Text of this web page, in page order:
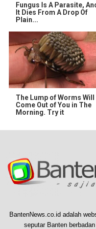
Fungus Is A Parasite,
It Dies From A Drop Of
Plain...
The Lump of Worms Will
Come Out of You in The
Morning. Try it
BantenNews.co.id adalah
seputar Banten